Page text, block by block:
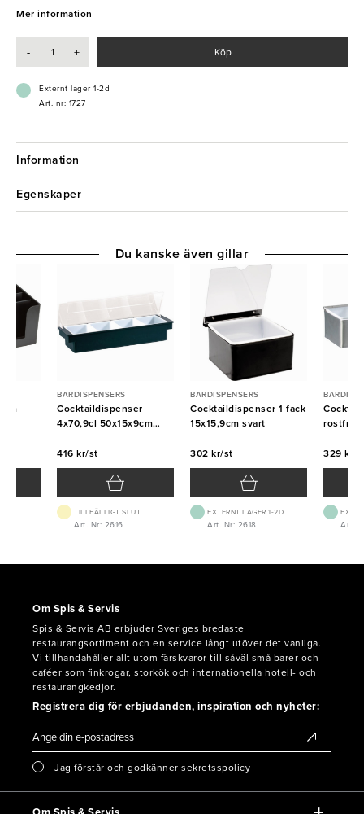
serverings-verksamheter som vill underlätta verksamheten genom
Mer information
- + Köp
Externt lager 1-2d
Art. nr: 1727
Information
Egenskaper
BARDISPENSERS
Cocktaildispenser
4x70,9cl 50x15x9cm
416 kr/st
TILLFÄLLIGT SLUT
Art. Nr: 2616
BARDISPENSERS
Cocktaildispenser 1 fack
15x15,9cm svart
302 kr/st
EXTERNT LAGER 1-2D
Art. Nr: 2618
rostfri
329 kr/
Art.
Du kanske även gillar
Om Spis & Servis
Spis & Servis AB erbjuder Sveriges bredaste
restaurangsortiment och en service långt utöver det vanliga.
Vi tillhandahåller allt utom färskvaror till såväl små barer och
caféer som finkrogar, storkök och internationella hotell- och
restaurangkedjor.
Registrera dig för erbjudanden, inspiration och nyheter:
Jag förstår och godkänner sekretsspolicy